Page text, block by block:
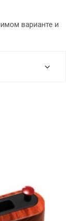
варианте и